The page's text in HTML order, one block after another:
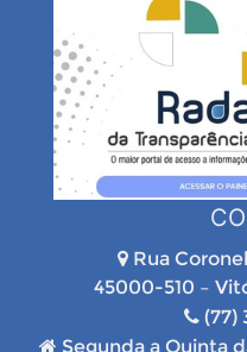
Rua
45000-510 –
(77)
Segunda a Quinta